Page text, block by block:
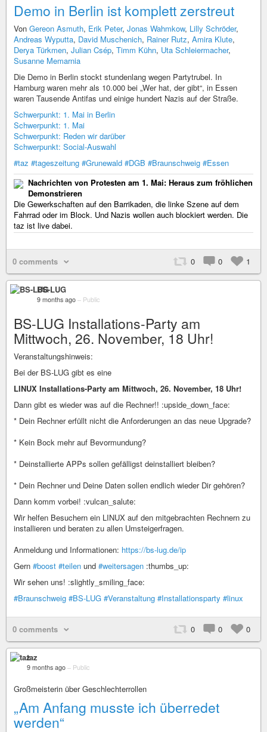
Demo in Berlin ist komplett zerstreut
Von Gereon Asmuth, Erik Peter, Jonas Wahmkow, Lilly Schröder,
Andreas Wyputta, David Muschenich, Rainer Rutz, Amira Klute,
Derya Türkmen, Julian Csép, Timm Kühn, Uta Schleiermacher,
Susanne Memarnia
Die Demo in Berlin stockt stundenlang wegen Partytrubel. In
Hamburg waren mehr als 10.000 bei „Wer hat, der gibt“, in Essen
waren Tausende Antifas und einige hundert Nazis auf der Straße.
Schwerpunkt: 1. Mai in Berlin
Schwerpunkt: 1. Mai
Schwerpunkt: Reden wir darüber
Schwerpunkt: Social-Auswahl
#taz #tageszeitung #Grunewald #DGB #Braunschweig #Essen
Nachrichten von Protesten am 1. Mai: Heraus zum fröhlichen
Demonstrieren
Die Gewerkschaften auf den Barrikaden, die linke Szene auf dem
Fahrrad oder im Block. Und Nazis wollen auch blockiert werden. Die
taz ist live dabei.
0 comments 0 0 1
BS-LUG
9 months ago – Public
BS-LUG Installations-Party am
Mittwoch, 26. November, 18 Uhr!
Veranstaltungshinweis:
Bei der BS-LUG gibt es eine
LINUX Installations-Party am Mittwoch, 26. November, 18 Uhr!
Dann gibt es wieder was auf die Rechner!! :upside_down_face:
* Dein Rechner erfüllt nicht die Anforderungen an das neue Upgrade?
* Kein Bock mehr auf Bevormundung?
* Deinstallierte APPs sollen gefälligst deinstalliert bleiben?
* Dein Rechner und Deine Daten sollen endlich wieder Dir gehören?
Dann komm vorbei! :vulcan_salute:
Wir helfen Besuchern ein LINUX auf den mitgebrachten Rechnern zu
installieren und beraten zu allen Umsteigerfragen.
Anmeldung und Informationen: https://bs-lug.de/ip
Gern #boost #teilen und #weitersagen :thumbs_up:
Wir sehen uns! :slightly_smiling_face:
#Braunschweig #BS-LUG #Veranstaltung #Installationsparty #linux
0 comments 0 0 0
taz
9 months ago – Public
Großmeisterin über Geschlechterrollen
„Am Anfang musste ich überredet
werden“